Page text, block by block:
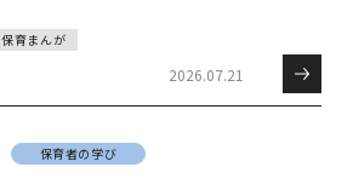
保育まんが
2026.07.21
保育者の学び